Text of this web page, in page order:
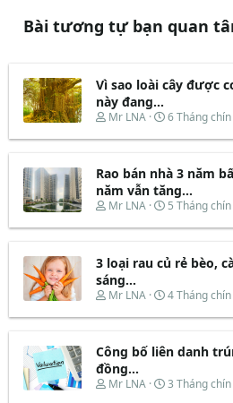
Bài tương tự bạn quan
Vì sao loài cây được
này đang...
T
r
a
d
s
a
t
e
r
Mr LNA
N
à
b
ắ
t
ầ
6 Tháng
Rao bán nhà 3 năm
năm vẫn tăng...
T
r
a
d
s
a
t
e
r
Mr LNA
N
à
b
t
ầ
5 Tháng
3 loại rau củ rẻ bèo,
sáng...
T
r
a
d
s
Mr LNA
N
à
b
t
4 Tháng
Công bố liên danh
đồng...
T
Mr LNA
N
3 Tháng